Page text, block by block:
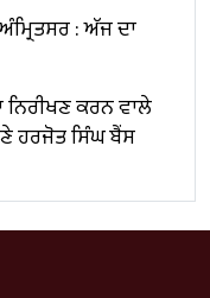
: ਅੱਜ ਦਾ
ਨਿਰੀਖਣ ਕਰਨ ਵਾਲੇ
ਹਰਜੋਤ ਸਿੰਘ ਬੈਂਸ